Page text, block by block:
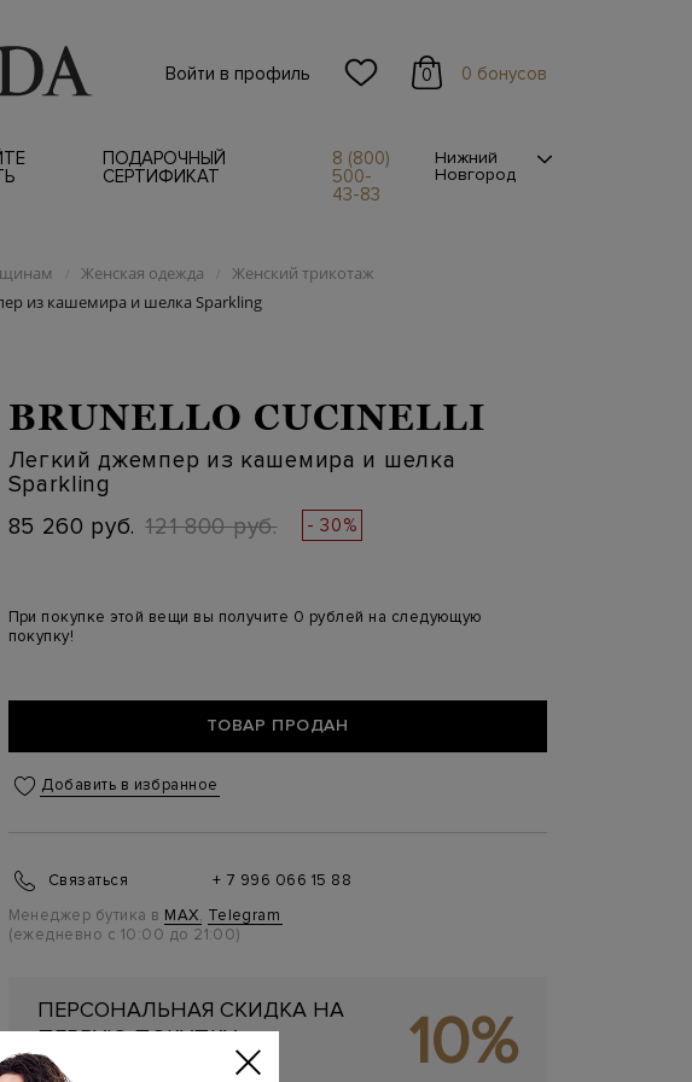
Войти в профиль 0 0 бонусов
ПОДАРОЧНЫЙ
СЕРТИФИКАТ
8 (800)
500-
43-83
Нижний
Новгород
/ Женская одежда / Женский трикотаж
из кашемира и шелка Sparkling
BRUNELLO CUCINELLI
Легкий джемпер из кашемира и шелка
Sparkling
85 260 руб. 121 800 руб. - 30%
При покупке этой вещи вы получите 0 рублей на следующую
покупку!
ТОВАР ПРОДАН
Добавить в избранное
Связаться
+ 7 996 066 15 88
Менеджер бутика в MAX, Telegram
(ежедневно с 10:00 до 21:00)
ПЕРСОНАЛЬНАЯ СКИДКА НА
ПЕРВУЮ ПОКУПКУ
Подробнее 10%